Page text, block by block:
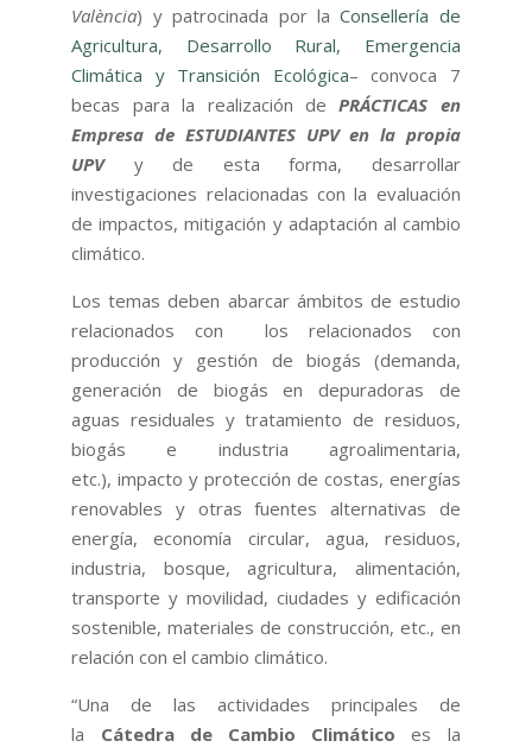
València) y patrocinada por laConsellería de
Agricultura, Desarrollo Rural, Emergencia
Climática y Transición Ecológica– convoca 7
becas para la realización dePRÁCTICAS en
Empresa de ESTUDIANTES UPV en la propia
UPVy de esta forma, desarrollar
investigaciones relacionadas con la evaluación
de impactos, mitigación y adaptación al cambio
climático.
Los temas deben abarcar ámbitos de estudio
relacionados con los relacionados con
producción y gestión de biogás (demanda,
generación de biogás en depuradoras de
aguas residuales y tratamiento de residuos,
biogás e industria agroalimentaria,
etc.), impacto y protección de costas, energías
renovables y otras fuentes alternativas de
energía, economía circular, agua, residuos,
industria, bosque, agricultura, alimentación,
transporte y movilidad, ciudades y edificación
sostenible, materiales de construcción, etc., en
relación con el cambio climático.
“Una de las actividades principales de
la Cátedra de Cambio Climático es la